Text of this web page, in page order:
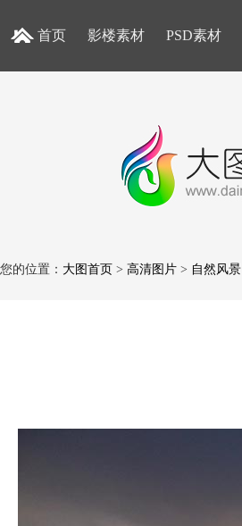
首页 影楼素材 PSD素材
您的位置： 大图首页 > 高清图片 > 自然风景